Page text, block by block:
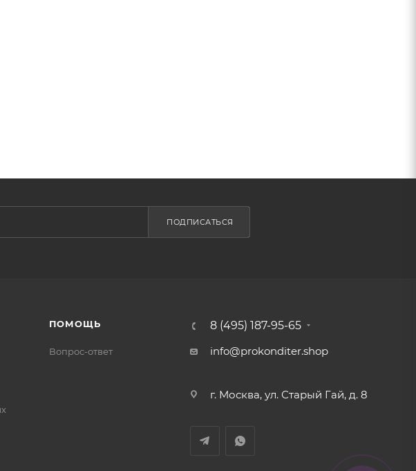
ПОДПИСАТЬСЯ
ПОМОЩЬ
Вопрос-ответ
8 (495) 187-95-65
info@prokonditer.shop
г. Москва, ул. Старый Гай, д. 8